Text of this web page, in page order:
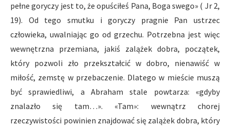
pełne goryczy jest to, że opuściłeś Pana, Boga swego» ( Jr 2,
19). Od tego smutku i goryczy pragnie Pan ustrzec
człowieka, uwalniając go od grzechu. Potrzebna jest więc
wewnętrzna przemiana, jakiś zalążek dobra, początek,
który pozwoli zło przekształcić w dobro, nienawiść w
miłość, zemstę w przebaczenie. Dlatego w mieście muszą
być sprawiedliwi, a Abraham stale powtarza: «gdyby
znalazło się tam…». «Tam»: wewnątrz chorej
rzeczywistości powinien znajdować się zalążek dobra, który